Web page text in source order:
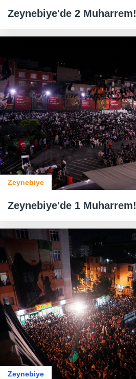
Zeynebiye'de 2 Muharrem!
Zeynebiye
Zeynebiye'de 1 Muharrem!
Zeynebiye